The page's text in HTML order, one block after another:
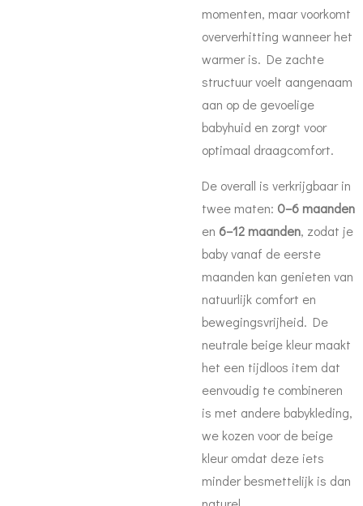
momenten, maar voorkomt
oververhitting wanneer het
warmer is. De zachte
structuur voelt aangenaam
aan op de gevoelige
babyhuid en zorgt voor
optimaal draagcomfort.
De overall is verkrijgbaar in
twee maten: 0–6 maanden
en 6–12 maanden, zodat je
baby vanaf de eerste
maanden kan genieten van
natuurlijk comfort en
bewegingsvrijheid. De
neutrale beige kleur maakt
het een tijdloos item dat
eenvoudig te combineren
is met andere babykleding,
we kozen voor de beige
kleur omdat deze iets
minder besmettelijk is dan